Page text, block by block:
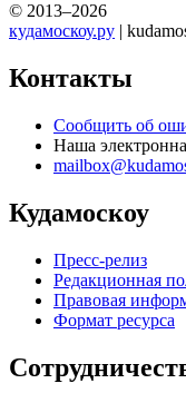
© 2013–2026
кудамоскоу.ру |
Контакты
Сообщить об
Наша
Кудамоскоу
Пресс-релиз
Редакционная
Правовая
Формат ресурса